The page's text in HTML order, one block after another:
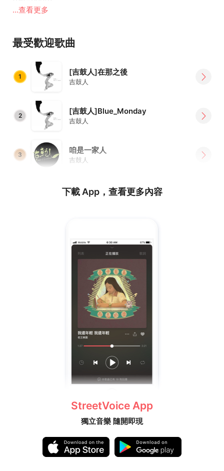
...查看更多
最受歡迎歌曲
1 [吉鼓人]在那之後
吉鼓人
2 [吉鼓人]Blue_Monday
吉鼓人
3 咱是一家人
吉鼓人
下載 App，查看更多內容
StreetVoice App
獨立音樂 隨開即現